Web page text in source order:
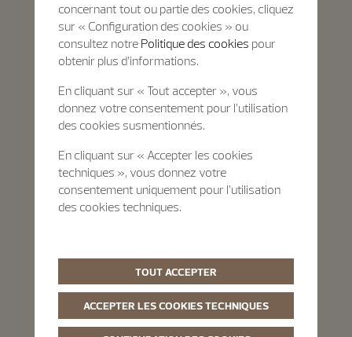
concernant tout ou partie des cookies, cliquez
sur « Configuration des cookies » ou
consultez notre Politique des cookies pour
obtenir plus d’informations.
En cliquant sur « Tout accepter », vous
donnez votre consentement pour l’utilisation
des cookies susmentionnés.
En cliquant sur « Accepter les cookies
techniques », vous donnez votre
consentement uniquement pour l’utilisation
des cookies techniques.
TOUT ACCEPTER
ACCEPTER LES COOKIES TECHNIQUES